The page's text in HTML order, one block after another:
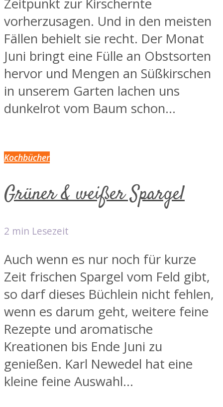
Zeitpunkt zur Kirschernte
vorherzusagen. Und in den meisten
Fällen behielt sie recht. Der Monat
Juni bringt eine Fülle an Obstsorten
hervor und Mengen an Süßkirschen
in unserem Garten lachen uns
dunkelrot vom Baum schon...
Kochbücher
Grüner & weißer Spargel
2 min Lesezeit
Auch wenn es nur noch für kurze
Zeit frischen Spargel vom Feld gibt,
so darf dieses Büchlein nicht fehlen,
wenn es darum geht, weitere feine
Rezepte und aromatische
Kreationen bis Ende Juni zu
genießen. Karl Newedel hat eine
kleine feine Auswahl...